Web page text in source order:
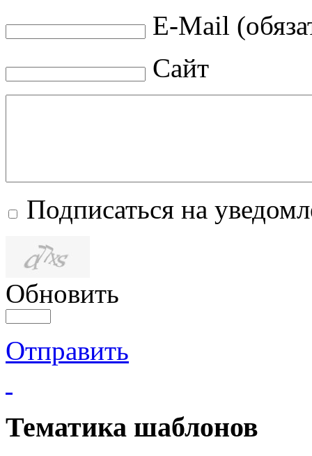
E-Mail
Сайт
Подписаться на
Обновить
Отправить
Тематика шаблонов